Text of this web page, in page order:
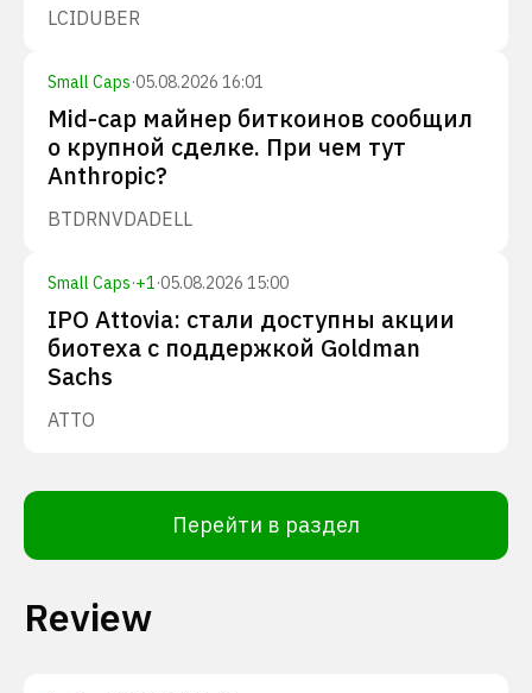
LCIDUBER
Small Caps·05.08.2026 16:01
Mid-cap майнер биткоинов сообщил
о крупной сделке. При чем тут
Anthropic?
BTDRNVDADELL
Small Caps·+1·05.08.2026 15:00
IPO Attovia: стали доступны акции
биотеха с поддержкой Goldman
Sachs
ATTO
Перейти в раздел
Review